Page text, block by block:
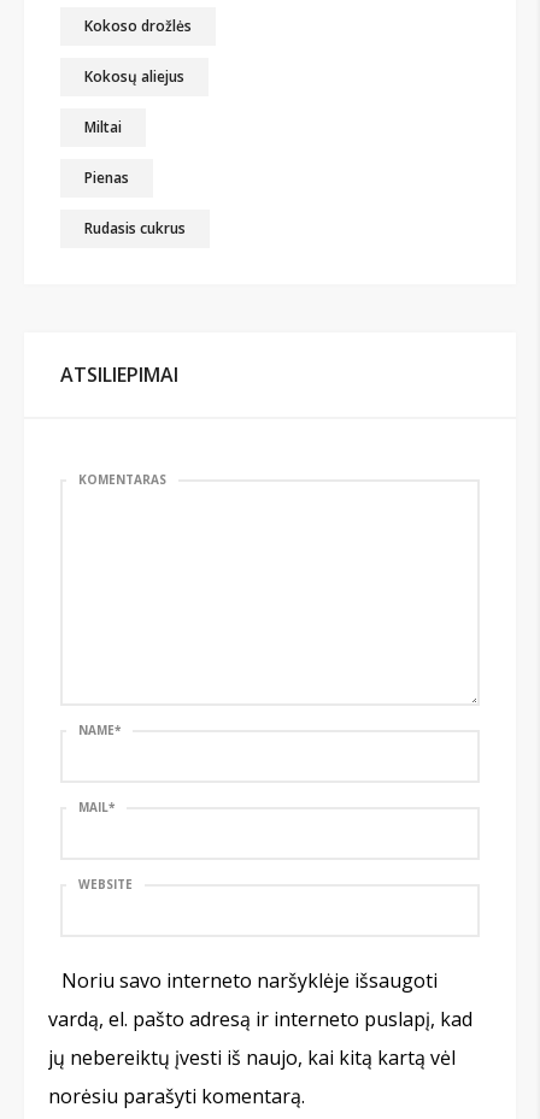
Kokoso drožlės
Kokosų aliejus
Miltai
Pienas
Rudasis cukrus
ATSILIEPIMAI
KOMENTARAS
NAME*
MAIL*
WEBSITE
Noriu savo interneto naršyklėje išsaugoti
vardą, el. pašto adresą ir interneto puslapį, kad
jų nebereiktų įvesti iš naujo, kai kitą kartą vėl
norėsiu parašyti komentarą.